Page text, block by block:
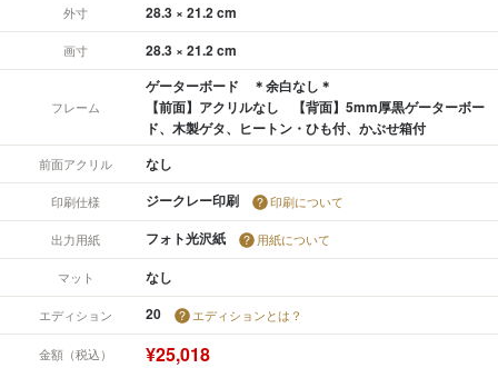
外寸 28.3 × 21.2 cm
画寸 28.3 × 21.2 cm
フレーム
ゲーターボード ＊余白なし＊
【前面】アクリルなし 【背面】5mm厚黒ゲーターボー
ド、木製ゲタ、ヒートン・ひも付、かぶせ箱付
前面アクリル なし
印刷仕様 ジークレー印刷 印刷について
出力用紙 フォト光沢紙 用紙について
マット なし
エディション 20 エディションとは？
金額（税込） ¥25,018